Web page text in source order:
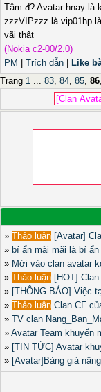
Tâm đ? Avatar hnay là
zzzVIPzzz là vip01hp
vãi thật
(Nokia c2-00/2.0)
PM
Trích dẫn Like
Trang 1 ... 83, 84, 85, 86,
» Thảo luận [Avatar]
» bí ẩn mãi mãi là bí ẩn
» Mời vào clan avatar
» Thảo luận [HOT]
» [THÔNG BÁO] Việc
» Thảo luận Clan CF
» TV clan
» Avatar Team khuyến
» [TIN TỨC] Avatar
» [Avatar]Bảng giá